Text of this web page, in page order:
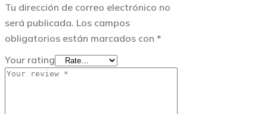
Tu dirección de correo electrónico no
será publicada. Los campos
obligatorios están marcados con *
Your rating